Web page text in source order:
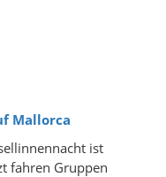
Mallorca
ist
fahren Gruppen